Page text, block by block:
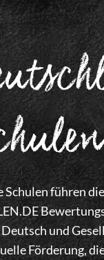
Schulen führen
und
Förderung,